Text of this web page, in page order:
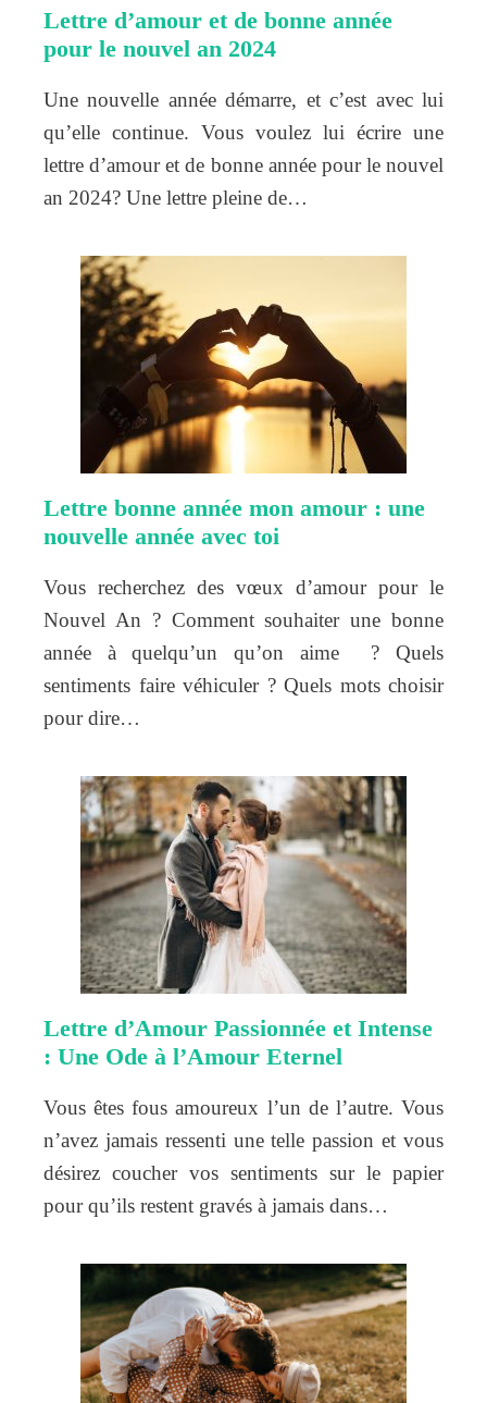
Lettre d’amour et de bonne année
pour le nouvel an 2024
Une nouvelle année démarre, et c’est avec lui
qu’elle continue. Vous voulez lui écrire une
lettre d’amour et de bonne année pour le nouvel
an 2024? Une lettre pleine de…
Lettre bonne année mon amour : une
nouvelle année avec toi
Vous recherchez des vœux d’amour pour le
Nouvel An ? Comment souhaiter une bonne
année à quelqu’un qu’on aime ? Quels
sentiments faire véhiculer ? Quels mots choisir
pour dire…
Lettre d’Amour Passionnée et Intense
: Une Ode à l’Amour Eternel
Vous êtes fous amoureux l’un de l’autre. Vous
n’avez jamais ressenti une telle passion et vous
désirez coucher vos sentiments sur le papier
pour qu’ils restent gravés à jamais dans…